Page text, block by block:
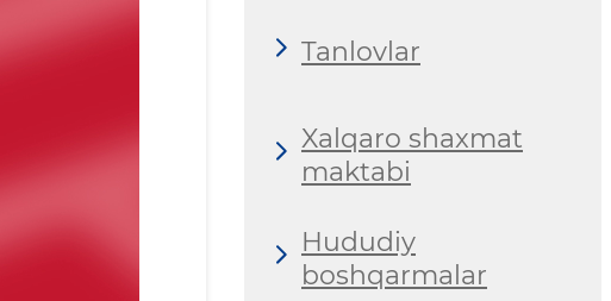
Tanlovlar
Xalqaro shaxmat
maktabi
Hududiy
boshqarmalar